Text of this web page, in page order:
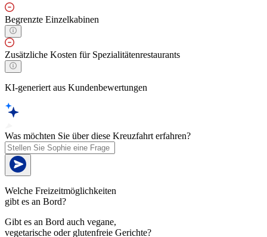
Begrenzte Einzelkabinen
Zusätzliche Kosten für Spezialitätenrestaurants
KI-generiert aus Kundenbewertungen
Was möchten Sie über diese Kreuzfahrt erfahren?
Welche Freizeitmöglichkeiten
gibt es an Bord?
Gibt es an Bord auch vegane,
vegetarische oder glutenfreie Gerichte?